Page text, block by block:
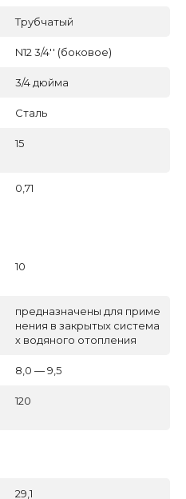
Трубчатый
N12 3/4'' (боковое)
3/4 дюйма
Сталь
15
0,71
10
предназначены для приме
нения в закрытых система
х водяного отопления
8,0 — 9,5
120
29,1